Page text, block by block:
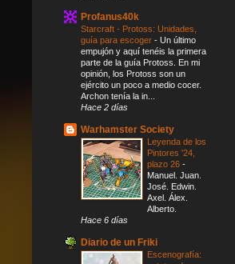
Profanus40k
Starcraft - Protoss: Unidades,
guía para escoger - Un último
empujón y aquí tenéis la primera
parte de la guía Protoss. En mi
opinión, los Protoss son un
ejército un poco a medio cocer.
Archon tenía la in...
Hace 2 días
Warhamster Society
Leyenda de los
Pintores '24,
plazo 26 -
Manuel. Juan.
José. Edwin.
Axel. Álex.
Alberto.
Hace 6 días
Diario de un Friki
Escenografía: